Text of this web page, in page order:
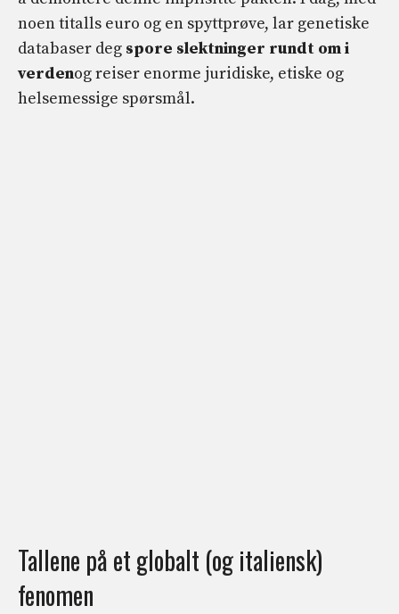
noen titalls euro og en spyttprøve, lar genetiske
databaser deg spore slektninger rundt om i
verdenog reiser enorme juridiske, etiske og
helsemessige spørsmål.
Tallene på et globalt (og italiensk)
fenomen